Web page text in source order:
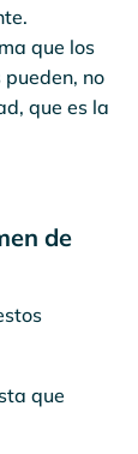
que los
no
que es la
de
que